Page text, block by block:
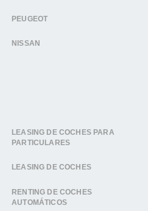
PEUGEOT
NISSAN
LEASING DE COCHES PARA
PARTICULARES
LEASING DE COCHES
RENTING DE COCHES
AUTOMÁTICOS